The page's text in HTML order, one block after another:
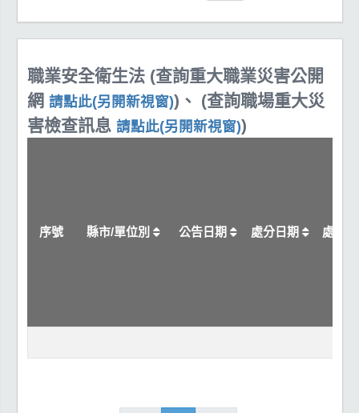
職業安全衛生法 (查詢重大職業災害公開
網 請點此(另開新視窗))、 (查詢職場重大災
害檢查訊息 請點此(另開新視窗))
序號 縣市/單位別 公告日期 處分日期 處分